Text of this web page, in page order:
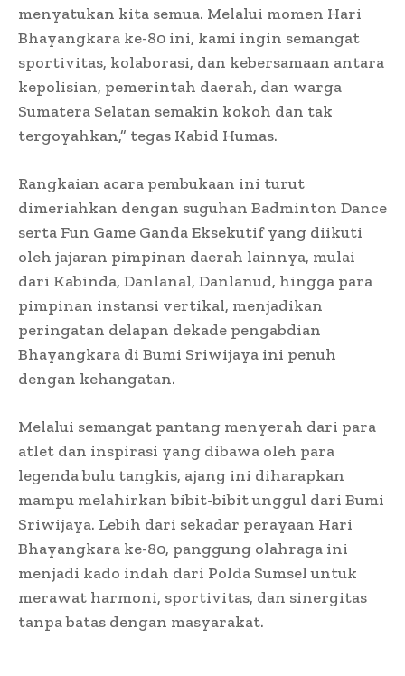
menyatukan kita semua. Melalui momen Hari
Bhayangkara ke-80 ini, kami ingin semangat
sportivitas, kolaborasi, dan kebersamaan antara
kepolisian, pemerintah daerah, dan warga
Sumatera Selatan semakin kokoh dan tak
tergoyahkan,” tegas Kabid Humas.
​Rangkaian acara pembukaan ini turut
dimeriahkan dengan suguhan Badminton Dance
serta Fun Game Ganda Eksekutif yang diikuti
oleh jajaran pimpinan daerah lainnya, mulai
dari Kabinda, Danlanal, Danlanud, hingga para
pimpinan instansi vertikal, menjadikan
peringatan delapan dekade pengabdian
Bhayangkara di Bumi Sriwijaya ini penuh
dengan kehangatan.
Melalui semangat pantang menyerah dari para
atlet dan inspirasi yang dibawa oleh para
legenda bulu tangkis, ajang ini diharapkan
mampu melahirkan bibit-bibit unggul dari Bumi
Sriwijaya. Lebih dari sekadar perayaan Hari
Bhayangkara ke-80, panggung olahraga ini
menjadi kado indah dari Polda Sumsel untuk
merawat harmoni, sportivitas, dan sinergitas
tanpa batas dengan masyarakat.